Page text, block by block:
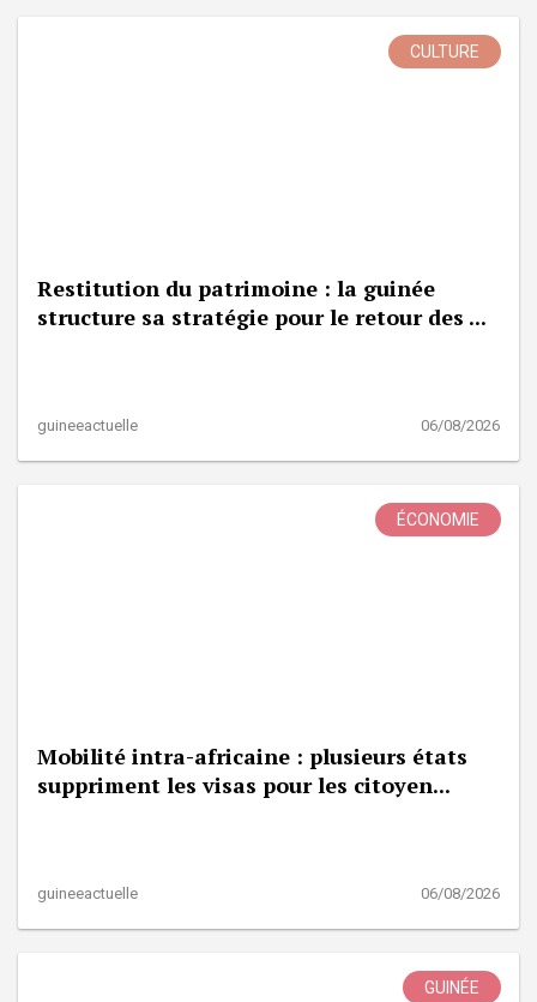
CULTURE
Restitution du patrimoine : la guinée
structure sa stratégie pour le retour des ...
guineeactuelle 06/08/2026
ÉCONOMIE
Mobilité intra-africaine : plusieurs états
suppriment les visas pour les citoyen...
guineeactuelle 06/08/2026
GUINÉE